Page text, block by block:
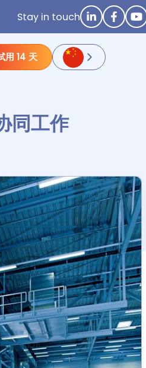
Stay in touch
用 14 天
同工作